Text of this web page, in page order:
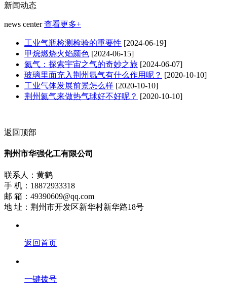
新闻动态
news center查看更多+
工业气瓶检测检验的重要性 [2024-06-19]
甲烷燃烧火焰颜色 [2024-06-15]
氦气：探索宇宙之气的奇妙之旅 [2024-06-07]
玻璃里面充入荆州氩气有什么作用呢？ [2020-10-10]
工业气体发展前景怎么样 [2020-10-10]
荆州氦气来做热气球好不好呢？ [2020-10-10]
返回顶部
荆州市华强化工有限公司
联系人：黄鹤
手 机：18872933318
邮 箱：49390609@qq.com
地 址：荆州市开发区新华村新华路18号
返回首页
一键拨号